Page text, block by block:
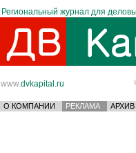
Региональный журнал для
www.dvkapital.ru
О КОМПАНИИ РЕКЛАМА АРХИВ